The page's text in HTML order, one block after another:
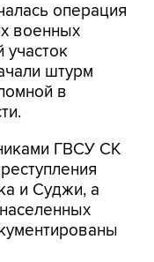
операция
военных
штурм
в
ГВСУ СК
и Суджи, а